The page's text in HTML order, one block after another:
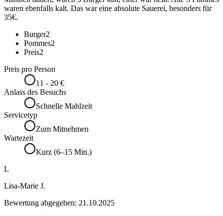
waren ebenfalls kalt. Das war eine absolute Sauerei, besonders für
35€.
Burger2
Pommes2
Preis2
Preis pro Person
11 - 20 €
Anlass des Besuchs
Schnelle Mahlzeit
Servicetyp
Zum Mitnehmen
Wartezeit
Kurz (6–15 Min.)
L
Lisa-Marie J.
Bewertung abgegeben: 21.10.2025